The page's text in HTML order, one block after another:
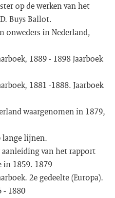
op de werken van het
Buys Ballot.
onweders in Nederland,
1889 - 1898 Jaarboek
1881 -1888. Jaarboek
waargenomen in 1879,
lange lijnen.
van het rapport
in 1859. 1879
2e gedeelte (Europa).
- 1880